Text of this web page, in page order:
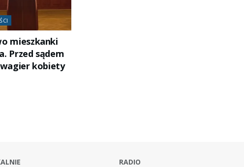
mieszkanki
Przed sądem
kobiety
RADIO